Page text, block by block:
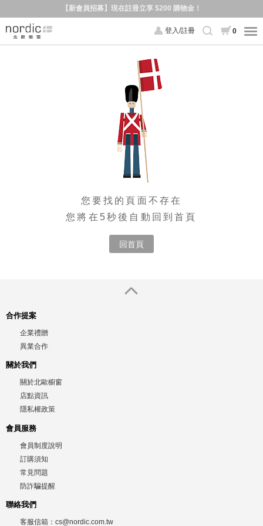
【新會員招募】現在註冊立享 $200 購物金！
登入/註冊 0
您要找的頁面不存在
您將在5秒後自動回到首頁
回首頁
合作提案
企業禮贈
異業合作
關於我們
關於北歐櫥窗
店點資訊
隱私權政策
會員服務
會員制度說明
訂購須知
常見問題
防詐騙提醒
聯絡我們
客服信箱： cs@nordic.com.tw